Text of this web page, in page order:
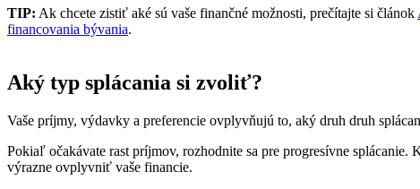
TIP: Ak chcete zistiť aké sú vaše finančné možnosti, prečítajte si článok
financovania bývania.
Aký typ splácania si zvoliť?
Vaše príjmy, výdavky a preferencie ovplyvňujú to, aký druh druh
Pokiaľ očakávate rast príjmov, rozhodnite sa pre progresívne
výrazne ovplyvniť vaše financie.